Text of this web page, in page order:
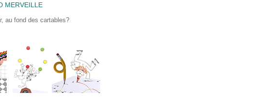
MERVEILLE
au fond des cartables?